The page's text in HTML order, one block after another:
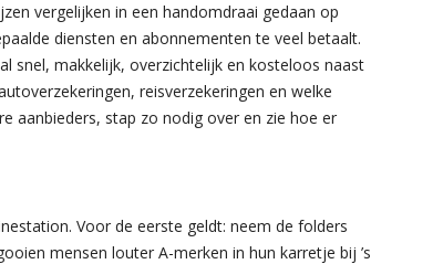
vergelijken in een handomdraai gedaan op
diensten en abonnementen te veel betaalt.
snel, makkelijk, overzichtelijk en kosteloos naast
reisverzekeringen en welke
aanbieders, stap zo nodig over en zie hoe er
Voor de eerste geldt: neem de folders
mensen louter A-merken in hun karretje bij ’s